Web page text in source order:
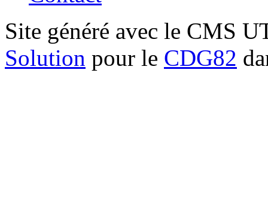
Site généré avec le CMS
Solution pour le CDG82